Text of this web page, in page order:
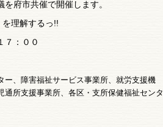
府市共催で開催します。
を理解するっ!!
：００
、障害福祉サービス事業所、就労支援機
所支援事業所、 各区・支所保健福祉センタ